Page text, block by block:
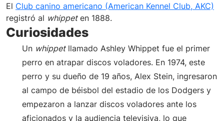
El Club canino americano (American Kennel Club, AKC)
registró al whippeten 1888.
Curiosidades
Un whippetllamado Ashley Whippet fue el primer
perro en atrapar discos voladores. En 1974, este
perro y su dueño de 19 años, Alex Stein, ingresaron
al campo de béisbol del estadio de los Dodgers y
empezaron a lanzar discos voladores ante los
aficionados y la audiencia televisiva, lo que